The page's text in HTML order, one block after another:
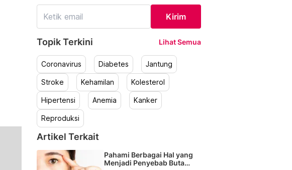
Kirim
Topik Terkini Lihat Semua
Coronavirus Diabetes Jantung
Stroke Kehamilan Kolesterol
Hipertensi Anemia Kanker
Reproduksi
Artikel Terkait
Pahami Berbagai Hal yang
Menjadi Penyebab Buta